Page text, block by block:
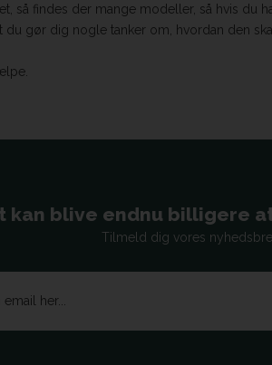
så findes der mange modeller, så hvis du
du gør dig nogle tanker om, hvordan den
kan blive endnu billigere
Tilmeld dig vores